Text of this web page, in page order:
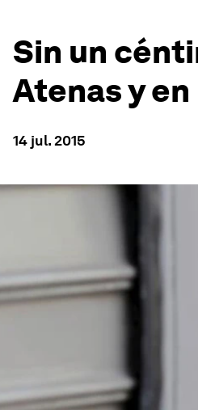
Sin un
Atenas y
14 jul. 2015